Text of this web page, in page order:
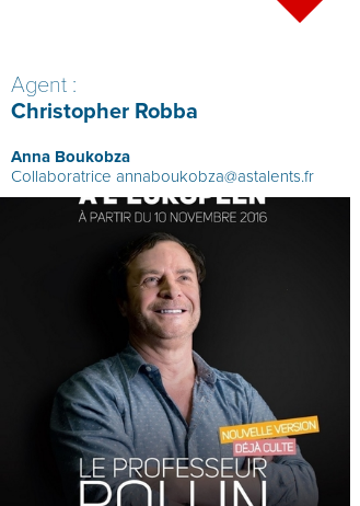
Agent :
Christopher Robba
Anna Boukobza
Collaboratrice annaboukobza@astalents.fr